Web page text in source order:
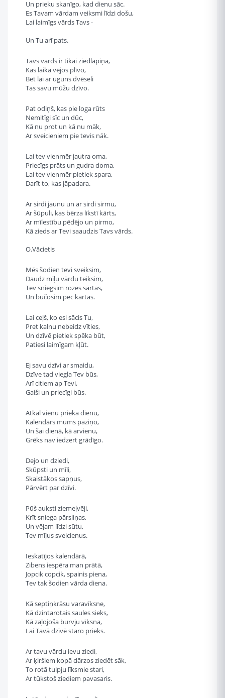
Un prieku skanīgo, kad dienu sāc.
Es Tavam vārdam veiksmi līdzi došu,
Lai laimīgs vārds Tavs -
Un Tu arī pats.
Tavs vārds ir tikai ziedlapiņa,
Kas laika vējos plīvo,
Bet lai ar uguns dvēseli
Tas savu mūžu dzīvo.
Pat odiņš, kas pie loga rūts
Nemitīgi sīc un dūc,
Kā nu prot un kā nu māk,
Ar sveicieniem pie tevis nāk.
Lai tev vienmēr jautra oma,
Priecīgs prāts un gudra doma,
Lai tev vienmēr pietiek spara,
Darīt to, kas jāpadara.
Ar sirdi jaunu un ar sirdi sirmu,
Ar šūpuli, kas bērza līkstī kārts,
Ar mīlestību pēdējo un pirmo,
Kā zieds ar Tevi saaudzis Tavs vārds.
O.Vācietis
Mēs šodien tevi sveiksim,
Daudz mīļu vārdu teiksim,
Tev sniegsim rozes sārtas,
Un bučosim pēc kārtas.
Lai ceļš, ko esi sācis Tu,
Pret kalnu nebeidz vīties,
Un dzīvē pietiek spēka būt,
Patiesi laimīgam kļūt.
Ej savu dzīvi ar smaidu,
Dzīve tad viegla Tev būs,
Arī citiem ap Tevi,
Gaiši un priecīgi būs.
Atkal vienu prieka dienu,
Kalendārs mums paziņo,
Un šai dienā, kā arvienu,
Grēks nav iedzert grādīgo.
Dejo un dziedi,
Skūpsti un mīli,
Skaistākos sapņus,
Pārvērt par dzīvi.
Pūš auksti ziemeļvēji,
Krīt sniega pārsliņas,
Un vējam līdzi sūtu,
Tev mīļus sveicienus.
Ieskatījos kalendārā,
Zibens iespēra man prātā,
Jopcik copcik, spainis piena,
Tev tak šodien vārda diena.
Kā septiņkrāsu varavīksne,
Kā dzintarotais saules sieks,
Kā zaļojoša burvju vīksna,
Lai Tavā dzīvē staro prieks.
Ar tavu vārdu ievu ziedi,
Ar ķiršiem kopā dārzos ziedēt sāk,
To rotā tulpju līksmie stari,
Ar tūkstoš ziediem pavasaris.